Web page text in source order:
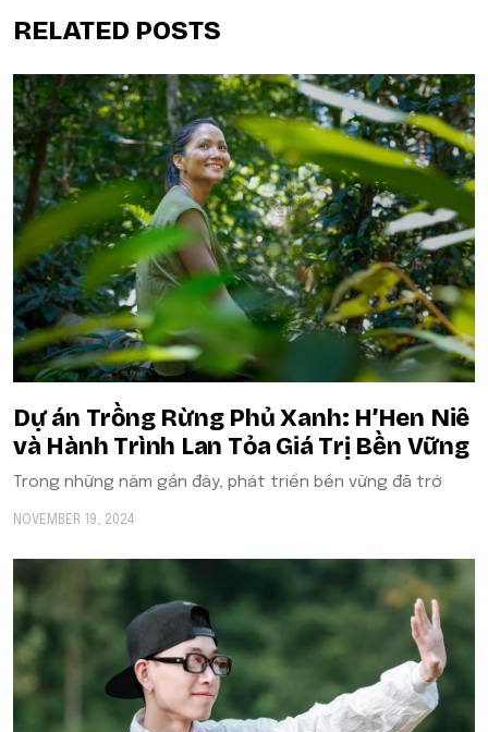
RELATED POSTS
Dự án Trồng Rừng Phủ Xanh: H’Hen Niê
và Hành Trình Lan Tỏa Giá Trị Bền Vững
Trong những năm gần đây, phát triển bền vững đã trở
NOVEMBER 19, 2024